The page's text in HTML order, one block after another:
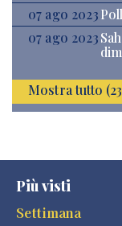
07 ago 2023
07 ago 2023
Mostra tutto
Più visti
Settimana